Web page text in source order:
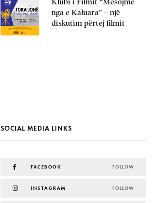
nga e Kaluara” – një
diskutim përtej filmit
SOCIAL MEDIA LINKS
FACEBOOK FOLLOW
INSTAGRAM FOLLOW